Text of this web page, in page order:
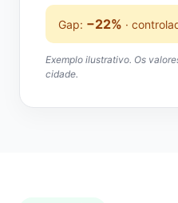
Gap: −22% ·
Exemplo ilustrativo. Os
cidade.